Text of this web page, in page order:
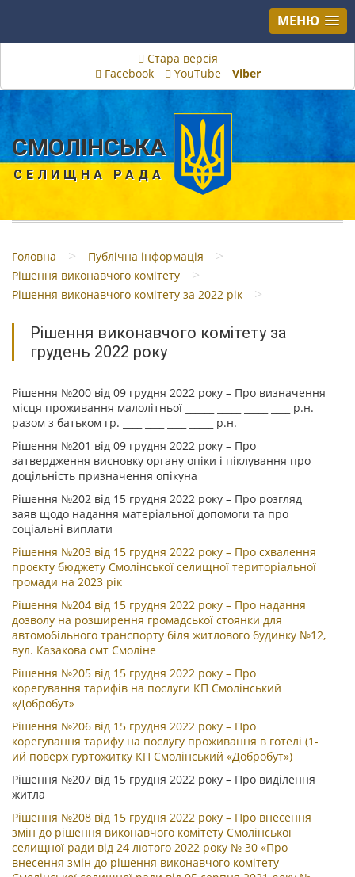
МЕНЮ
Стара версія
Facebook
YouTube Viber
СМОЛІНСЬКА
СЕЛИЩНА РАДА
Головна > Публічна інформація >
Рішення виконавчого комітету >
Рішення виконавчого комітету за 2022 рік >
Рішення виконавчого комітету за
грудень 2022 року
Рішення №200 від 09 грудня 2022 року – Про визначення
місця проживання малолітньої ______ _____ _____ ____ р.н.
разом з батьком гр. ____ ____ ____ _____ р.н.
Рішення №201 від 09 грудня 2022 року – Про
затвердження висновку органу опіки і піклування про
доцільність призначення опікуна
Рішення №202 від 15 грудня 2022 року – Про розгляд
заяв щодо надання матеріальної допомоги та про
соціальні виплати
Рішення №203 від 15 грудня 2022 року – Про схвалення
проєкту бюджету Смолінської селищної територіальної
громади на 2023 рік
Рішення №204 від 15 грудня 2022 року – Про надання
дозволу на розширення громадської стоянки для
автомобільного транспорту біля житлового будинку №12,
вул. Казакова смт Смоліне
Рішення №205 від 15 грудня 2022 року – Про
корегування тарифів на послуги КП Смолінський
«Добробут»
Рішення №206 від 15 грудня 2022 року – Про
корегування тарифу на послугу проживання в готелі (1-
ий поверх гуртожитку КП Смолінський «Добробут»)
Рішення №207 від 15 грудня 2022 року – Про виділення
житла
Рішення №208 від 15 грудня 2022 року – Про внесення
змін до рішення виконавчого комітету Смолінської
селищної ради від 24 лютого 2022 року № 30 «Про
внесення змін до рішення виконавчого комітету